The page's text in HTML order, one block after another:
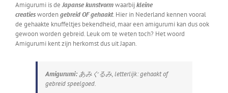
Amigurumi is deJapanse kunstvormwaarbijkleine
creatieswordengebreid OF gehaakt. Hier in Nederland kennen vooral
de gehaakte knuffeltjes bekendheid, maar een amigurumi kan dus ook
gewoon worden gebreid. Leuk om te weten toch? Het woord
Amigurumi kent zijn herkomst dus uit Japan.
Amigurumi: あみぐるみ,letterlijk: gehaakt of
gebreid speelgoed.